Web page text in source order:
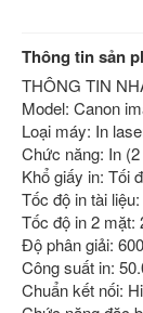
Thông tin sản
THÔNG TIN
Model: Canon
Loại máy: In
Chức năng: In
Khổ giấy in: Tối
Tốc độ in tài
Tốc độ in 2 mặt:
Độ phân giải:
Công suất in:
Chuẩn kết nối: